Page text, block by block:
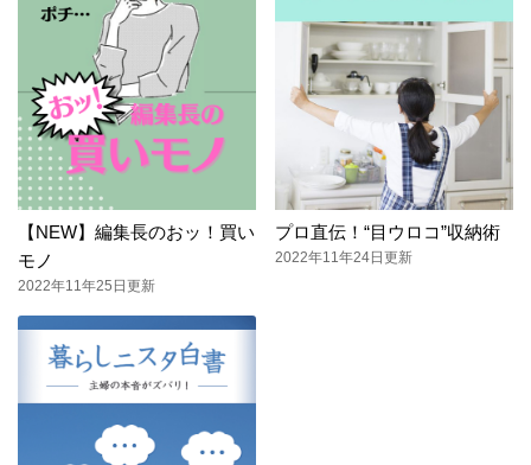
【NEW】編集長のおッ！買い
モノ
2022年11年25日更新
プロ直伝！“目ウロコ”収納術
2022年11年24日更新